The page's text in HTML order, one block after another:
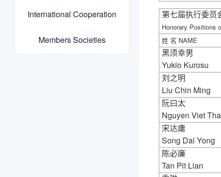
International Cooperation
Members Societies
第七届执行委员
Honorary Positions
姓 名 NAME
黑须幸男
Yukio Kurosu
刘之明
Liu Chin Ming
阮曰太
Nguyen Viet
宋达庸
Song Dal Yong
陈必廉
Tan Pit Lian